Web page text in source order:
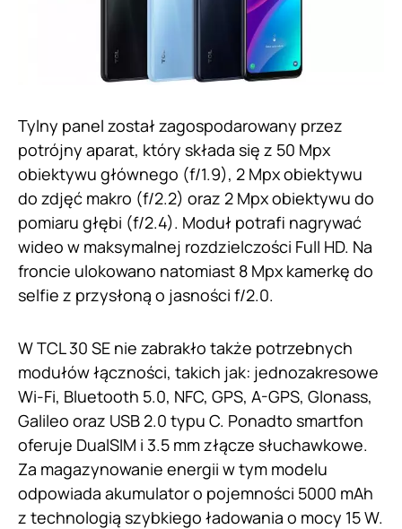
Tylny panel został zagospodarowany przez
potrójny aparat, który składa się z 50 Mpx
obiektywu głównego (f/1.9), 2 Mpx obiektywu
do zdjęć makro (f/2.2) oraz 2 Mpx obiektywu do
pomiaru głębi (f/2.4). Moduł potrafi nagrywać
wideo w maksymalnej rozdzielczości Full HD. Na
froncie ulokowano natomiast 8 Mpx kamerkę do
selfie z przysłoną o jasności f/2.0.
W TCL 30 SE nie zabrakło także potrzebnych
modułów łączności, takich jak: jednozakresowe
Wi-Fi, Bluetooth 5.0, NFC, GPS, A-GPS, Glonass,
Galileo oraz USB 2.0 typu C. Ponadto smartfon
oferuje DualSIM i 3.5 mm złącze słuchawkowe.
Za magazynowanie energii w tym modelu
odpowiada akumulator o pojemności 5000 mAh
z technologią szybkiego ładowania o mocy 15 W.